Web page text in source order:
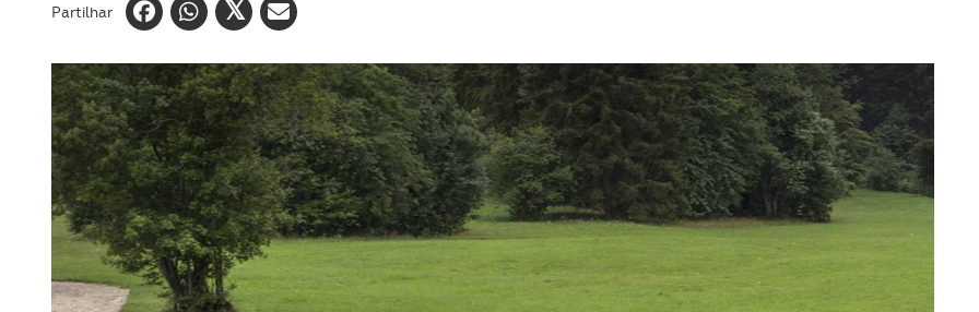
Partilhar